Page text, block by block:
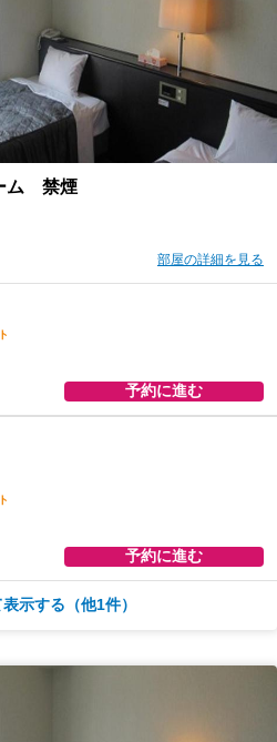
ム 禁煙
部屋の詳細を見る
予約に進む
予約に進む
ト
示する（他1件）